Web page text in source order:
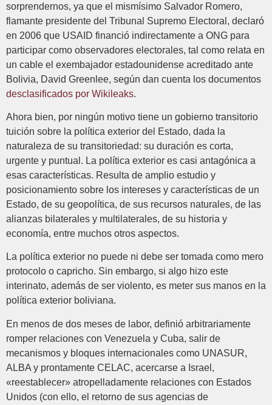
sorprendernos, ya que el mismísimo Salvador Romero,
flamante presidente del Tribunal Supremo Electoral, declaró
en 2006 que USAID financió indirectamente a ONG para
participar como observadores electorales, tal como relata en
un cable el exembajador estadounidense acreditado ante
Bolivia, David Greenlee, según dan cuenta los documentos
desclasificados por Wikileaks.
Ahora bien, por ningún motivo tiene un gobierno transitorio
tuición sobre la política exterior del Estado, dada la
naturaleza de su transitoriedad: su duración es corta,
urgente y puntual. La política exterior es casi antagónica a
esas características. Resulta de amplio estudio y
posicionamiento sobre los intereses y características de un
Estado, de su geopolítica, de sus recursos naturales, de las
alianzas bilaterales y multilaterales, de su historia y
economía, entre muchos otros aspectos.
La política exterior no puede ni debe ser tomada como mero
protocolo o capricho. Sin embargo, si algo hizo este
interinato, además de ser violento, es meter sus manos en la
política exterior boliviana.
En menos de dos meses de labor, definió arbitrariamente
romper relaciones con Venezuela y Cuba, salir de
mecanismos y bloques internacionales como UNASUR,
ALBA y prontamente CELAC, acercarse a Israel,
«reestablecer» atropelladamente relaciones con Estados
Unidos (con ello, el retorno de sus agencias de